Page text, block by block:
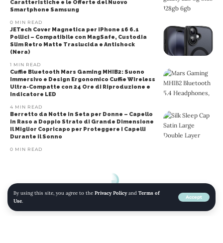
By using this site, you agree to the Privacy Policyand Terms of
Use.
Accept
Caratteristiche e le Offerte del Nuovo
Smartphone Samsung
0 MIN READ
JETech Cover Magnetica per iPhone 16 6.1
Pollici – Compatibile con MagSafe, Custodia
Slim Retro Matte Traslucida e Antishock
(Nera)
1 MIN READ
Cuffie Bluetooth Mars Gaming MHIB2: Suono
Immersivo e Design Ergonomico Cuffie Wireless
Ultra-Compatte con 24 Ore di Riproduzione e
Indicatore LED
4 MIN READ
Berretto da Notte in Seta per Donne – Capello
in Raso a Doppio Strato di Grande Dimensione
Il Miglior Copricapo per Proteggere i Capelli
Durante il Sonno
0 MIN READ